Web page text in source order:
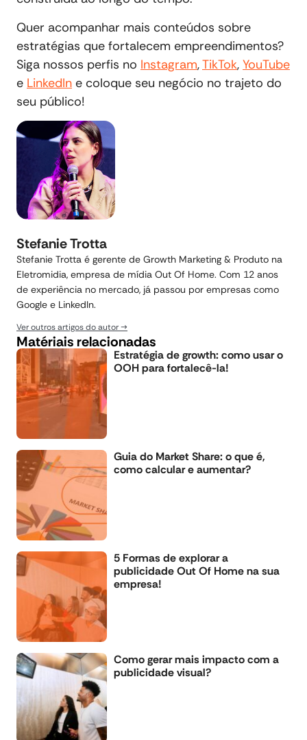
Quer acompanhar mais conteúdos sobre
estratégias que fortalecem empreendimentos?
Siga nossos perfis no Instagram,TikTok, YouTube
e LinkedIn e coloque seu negócio no trajeto do
seu público!
Stefanie Trotta
Stefanie Trotta é gerente de Growth Marketing & Produto na
Eletromidia, empresa de mídia Out Of Home. Com 12 anos
de experiência no mercado, já passou por empresas como
Google e LinkedIn.
Ver outros artigos do autor
Matériais relacionadas
Estratégia de growth: como usar o
OOH para fortalecê-la!
Guia do Market Share: o que é,
como calcular e aumentar?
5 Formas de explorar a
publicidade Out Of Home na sua
empresa!
Como gerar mais impacto com a
publicidade visual?